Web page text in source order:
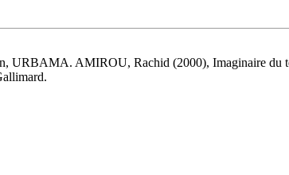
URBAMA. AMIROU, Rachid (2000), Imaginaire du